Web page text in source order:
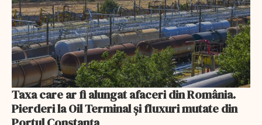
Taxa care ar fi alungat afaceri din România.
Pierderi la Oil Terminal și fluxuri mutate din